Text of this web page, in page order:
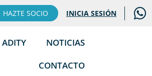
HAZTE SOCIO INICIA SESIÓN
ADITY
NOTICIAS
CONTACTO